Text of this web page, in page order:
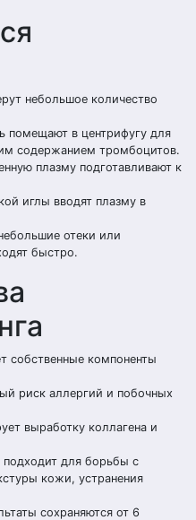
небольшое количество
помещают в центрифугу для
содержанием тромбоцитов.
плазму подготавливают к
иглы вводят плазму в
отеки или
быстро.
собственные компоненты
риск аллергий и побочных
выработку коллагена и
подходит для борьбы с
кожи, устранения
сохраняются от 6